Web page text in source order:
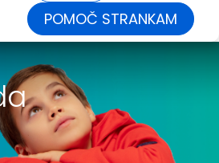
POMOČ STRANKAM